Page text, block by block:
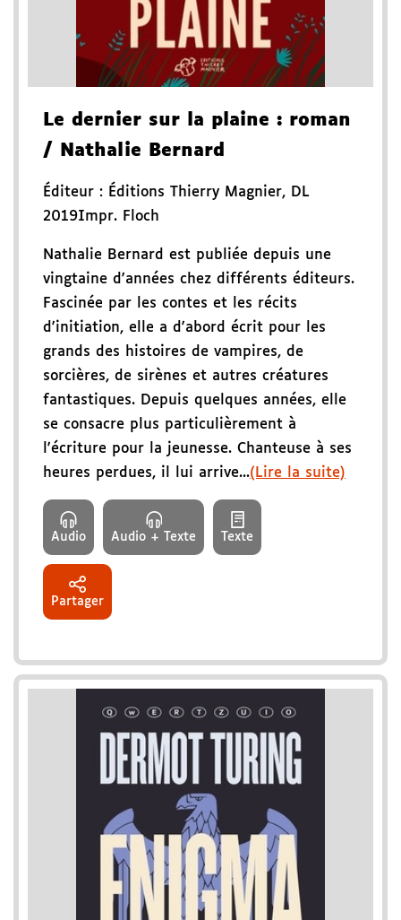
Le dernier sur la plaine : roman
/ Nathalie Bernard
Éditeur : Éditions Thierry Magnier, DL
2019Impr. Floch
Nathalie Bernard est publiée depuis une
vingtaine d'années chez différents éditeurs.
Fascinée par les contes et les récits
d'initiation, elle a d'abord écrit pour les
grands des histoires de vampires, de
sorcières, de sirènes et autres créatures
fantastiques. Depuis quelques années, elle
se consacre plus particulièrement à
l'écriture pour la jeunesse. Chanteuse à ses
heures perdues, il lui arrive...(Lire la suite)
Audio Audio + Texte Texte
Partager